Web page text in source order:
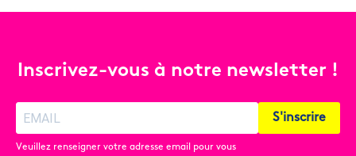
Inscrivez-vous à notre newsletter !
Veuillez renseigner votre adresse email pour vous
S'inscrire